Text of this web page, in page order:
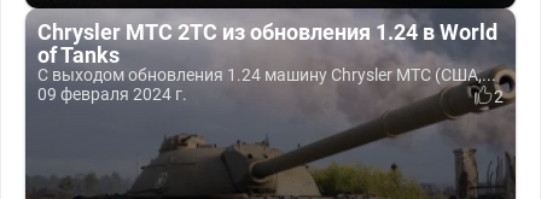
Chrysler MTC 2TC из обновления 1.24 в World
of Tanks
С выходом обновления 1.24 машину Chrysler MTC (США,...
09 февраля 2024 г.
2